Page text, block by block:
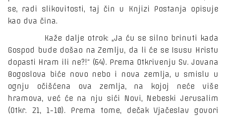
se, radi slikovitosti, taj čin u Knjizi Postanja opisuje
kao dva čina.
Kaže dalje otrok: „Ja ću se silno brinuti kada
Gospod bude došao na Zemlju, da li će se Isusu Hristu
dopasti Hram ili ne?!“ (64). Prema Otkrivenju Sv. Jovana
Bogoslova biće novo nebo i nova zemlja, u smislu u
ognju očišćena ova zemlja, na kojoj neće više
hramova, već će na nju sići Novi, Nebeski Jerusalim
(Otkr. 21, 1-10). Prema tome, dečak Vjačeslav govori